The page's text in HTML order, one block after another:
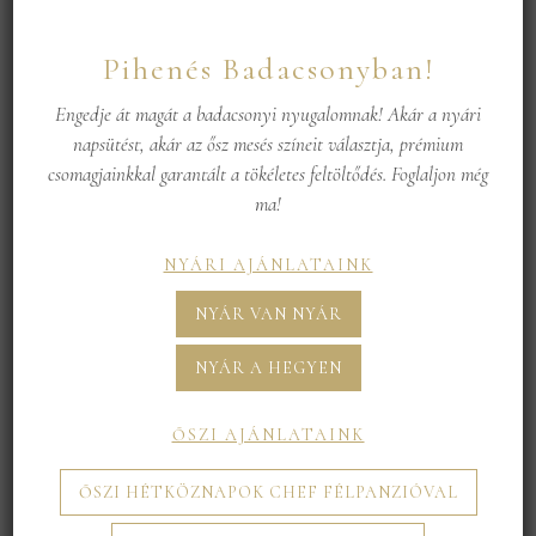
AJÁNDÉKOZZ ÉLMÉNYT!
Minden családban vannak olyan
különleges pillanatok, amikor valami
igazán emlékezeteset szeretnénk
diplomázásról vagy évfordulóról,
ajándékutalványaink tökéletes választásnak
bizonyulnak!
Hogy miért is érdemes
ajándékutalványainkat választani?
Rugalmas felhasználás: Az ajándékozott saját
ízlése szerint használhatja fel, legyen szó
Pihenés Badacsonyban!
Engedje át magát a badacsonyi nyugalomnak! Akár a nyári
napsütést, akár az ősz mesés színeit választja, prémium
csomagjainkkal garantált a tökéletes feltöltődés. Foglaljon még
ma!
NYÁRI AJÁNLATAINK
NYÁR VAN NYÁR
NYÁR A HEGYEN
ŐSZI AJÁNLATAINK
ŐSZI HÉTKÖZNAPOK CHEF FÉLPANZIÓVAL